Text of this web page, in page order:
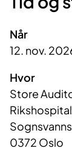
Når
12. nov.
Hvor
Store
0372 Oslo